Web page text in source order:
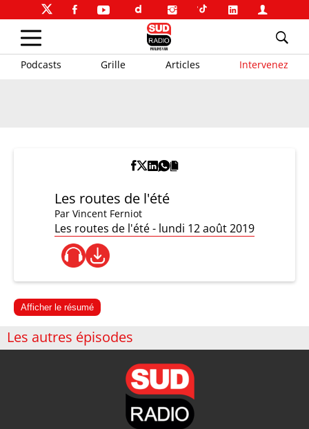
Podcasts Grille Articles Intervenez
Les routes de l'été
Par Vincent Ferniot
Les routes de l'été - lundi 12 août 2019
Afficher le résumé
Les autres épisodes